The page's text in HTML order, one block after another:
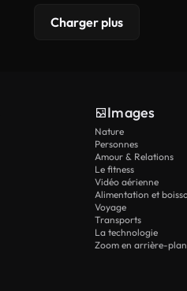
Charger plus
Images
Nature
Personnes
Amour & Relations
Le fitness
Vidéo aérienne
Alimentation et
Voyage
Transports
La technologie
Zoom en arrière-